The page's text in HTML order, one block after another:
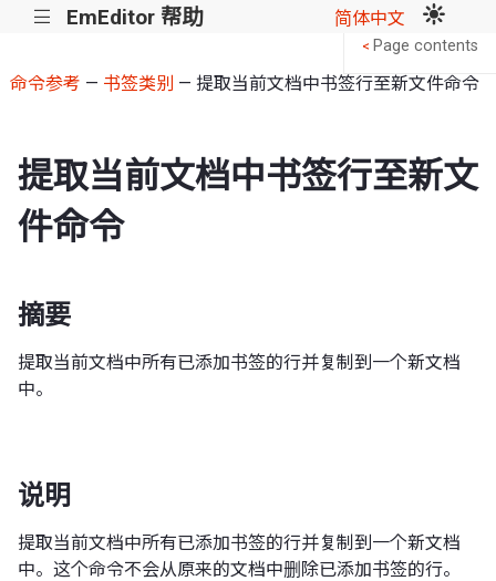
||| EmEditor 帮助 简体中文
命令参考 — 书签类别 — 提取当前文档中书签行至新文件命令
提取当前文档中书签行至新文
件命令
摘要
提取当前文档中所有已添加书签的行并复制到一个新文档
中。
说明
提取当前文档中所有已添加书签的行并复制到一个新文档
中。这个命令不会从原来的文档中删除已添加书签的行。
< Page contents